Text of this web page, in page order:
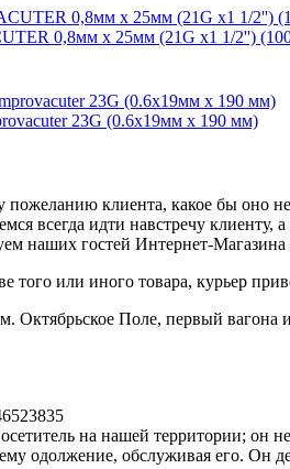
0,8мм х 25мм (21G х1 1/2'')
23G (0.6х19мм х 190 мм)
клиента, какое бы оно
всегда идти навстречу клиенту,
наших гостей Интернет-
того или иного товара, курьер
Октябрьское Поле, первый вагона
на нашей территории; он
одолжение, обслуживая его. Он